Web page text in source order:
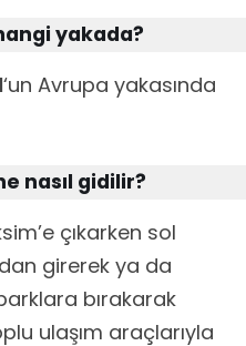
yakada?
‘un Avrupa yakasında
nasıl gidilir?
çıkarken sol
girerek ya da
bırakarak
ulaşım araçlarıyla